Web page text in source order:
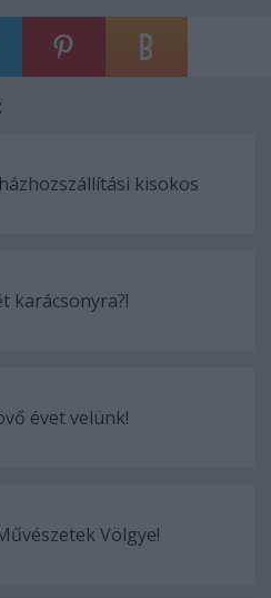
kisokos
karácsonyra?!
évet velünk!
Völgye!